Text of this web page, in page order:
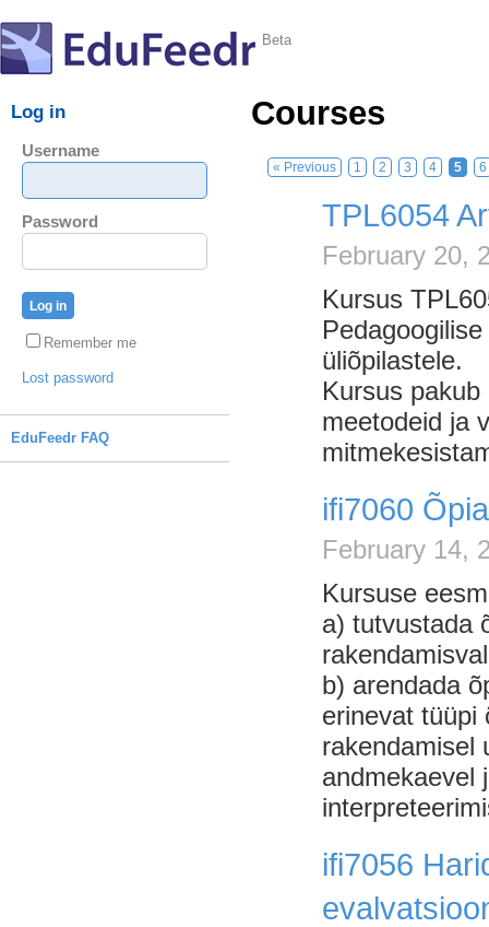
Beta
Log in
Username
Password
Remember me
Lost password
EduFeedr FAQ
Courses
« Previous 1 2 3 4 5 6
TPL6054
February 20,
Kursus
üliõpilastele.
Kursus
meetodeid ja
ifi7060
February 14,
Kursuse
a) tutvustada
b) arendada
erinevat tüüpi
rakendamisel
andmekaevel
ifi7056